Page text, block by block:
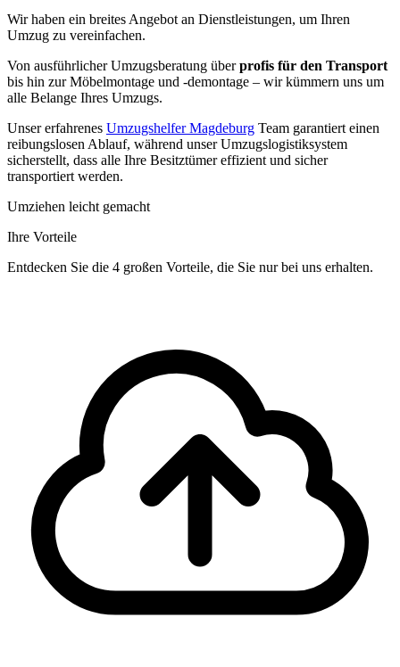
Wir haben ein breites Angebot an Dienstleistungen, um Ihren
Umzug zu vereinfachen.
Von ausführlicher Umzugsberatung überprofis für den Transport
bis hin zur Möbelmontage und -demontage – wir kümmern uns um
alle Belange Ihres Umzugs.
Unser erfahrenes Umzugshelfer Magdeburg Team garantiert einen
reibungslosen Ablauf, während unser Umzugslogistiksystem
sicherstellt, dass alle Ihre Besitztümer effizient und sicher
transportiert werden.
Umziehen leicht gemacht
Ihre Vorteile
Entdecken Sie die 4 großen Vorteile, die Sie nur bei uns erhalten.